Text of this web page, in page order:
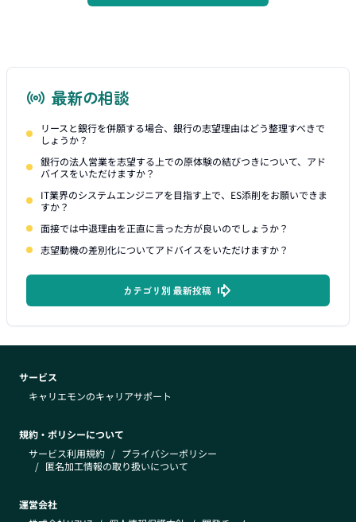
最新の相談
リースと銀行を併願する場合、銀行の志望理由はどう整理すべきで
しょうか？
銀行の法人営業を志望する上での原体験の結びつきについて、アド
バイスをいただけますか？
IT業界のシステムエンジニアを目指す上で、ES添削をお願いできま
すか？
面接では中退理由を正直に言った方が良いのでしょうか？
志望動機の差別化についてアドバイスをいただけますか？
カテゴリ別 最新投稿
サービス
キャリエモンのキャリアサポート
規約・ポリシーについて
サービス利用規約 / プライバシーポリシー
/ 匿名加工情報の取り扱いについて
運営会社